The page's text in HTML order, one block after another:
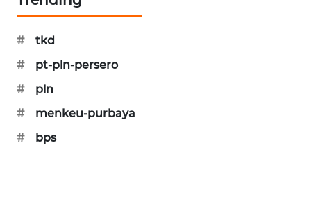
#
tkd
#
pt-pln-persero
#
pln
#
menkeu-purbaya
#
bps